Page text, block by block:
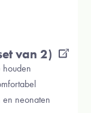
van 2)
houden
neonaten